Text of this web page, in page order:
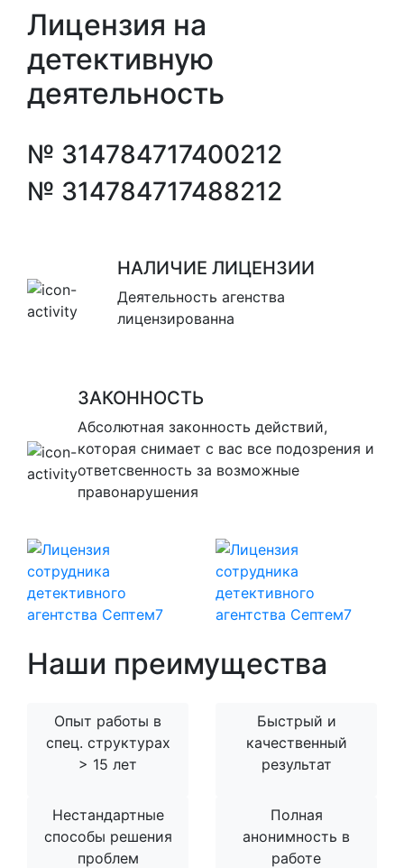
Лицензия на
детективную
деятельность
№ 314784717400212
№ 314784717488212
НАЛИЧИЕ ЛИЦЕНЗИИ
Деятельность агенства
лицензированна
ЗАКОННОСТЬ
Абсолютная законность действий,
которая снимает с вас все подозрения и
ответсвенность за возможные
правонарушения
Наши преимущества
Опыт работы в
спец. структурах
> 15 лет
Быстрый и
качественный
результат
Нестандартные
способы решения
проблем
Полная
анонимность в
работе